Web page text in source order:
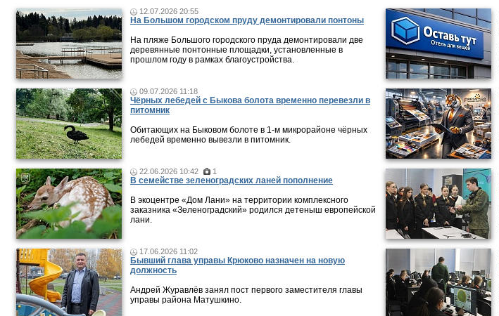
12.07.2026 20:55
На Большом городском пруду демонтировали понтоны
На пляже Большого городского пруда демонтировали две
деревянные понтонные площадки, установленные в
прошлом году в рамках благоустройства.
09.07.2026 11:18
Чёрных лебедей с Быкова болота временно перевезли в
питомник
Обитающих на Быковом болоте в 1-м микрорайоне чёрных
лебедей временно вывезли в питомник.
22.06.2026 10:42 1
В семействе зеленоградских ланей пополнение
В экоцентре «Дом Лани» на территории комплексного
заказника «Зеленоградский» родился детеныш европейской
лани.
17.06.2026 11:02
Бывший глава управы Крюково назначен на новую
должность
Андрей Журавлёв занял пост первого заместителя главы
управы района Матушкино.